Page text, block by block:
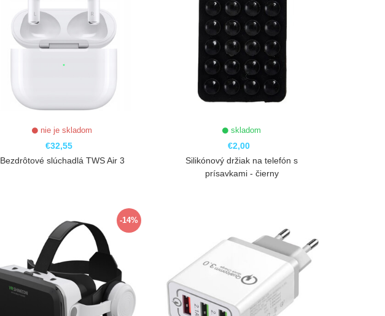
nie je skladom
€32,55
Bezdrôtové slúchadlá TWS Air 3
skladom
€2,00
Silikónový držiak na telefón s
prísavkami - čierny
-14%